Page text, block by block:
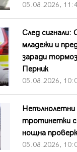
05.08.2026,
След сигнали:
младежи и
заради
Перник
05.08.2026,
Непълнолетни
тротинетки
нощна
05.08.2026,